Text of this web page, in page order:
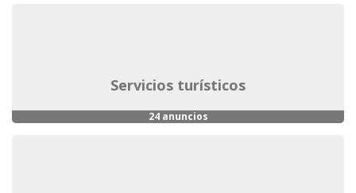
servicios turísticos
24 anuncios